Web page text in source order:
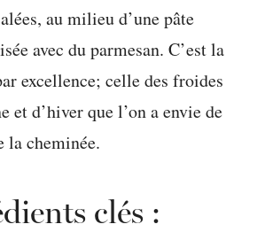
au milieu d’une pâte
avec du parmesan. C’est la
excellence; celle des froides
et d’hiver que l’on a envie de
la cheminée.
clés :